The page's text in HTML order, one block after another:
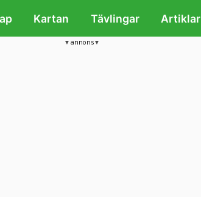
Kartan Tävlingar Artiklar
annons